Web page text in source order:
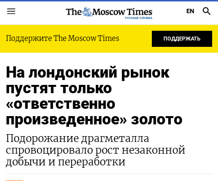
РУССКАЯ СЛУЖБА
EN
Поддержите The Moscow Times ПОДДЕРЖАТЬ
На лондонский рынок
пустят только
«ответственно
произведенное» золото
Подорожание драгметалла
спровоцировало рост незаконной
добычи и переработки